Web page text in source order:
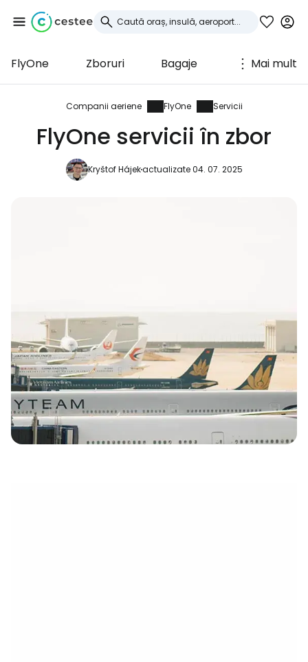
FlyOne Zboruri Bagaje Mai mult
Companii aeriene FlyOne Servicii
FlyOne servicii în zbor
Kryštof Hájekactualizate 04. 07. 2025
Conectați-vă la
Cestee
... comunitatea mondială a călătorilor